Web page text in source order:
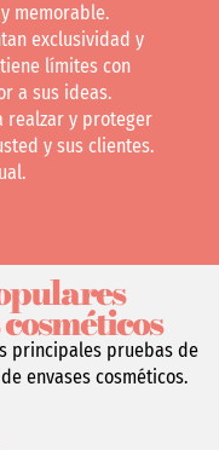
memorable.
exclusividad y
límites con
a sus ideas.
realzar y proteger
y sus clientes.
principales pruebas de
envases cosméticos.